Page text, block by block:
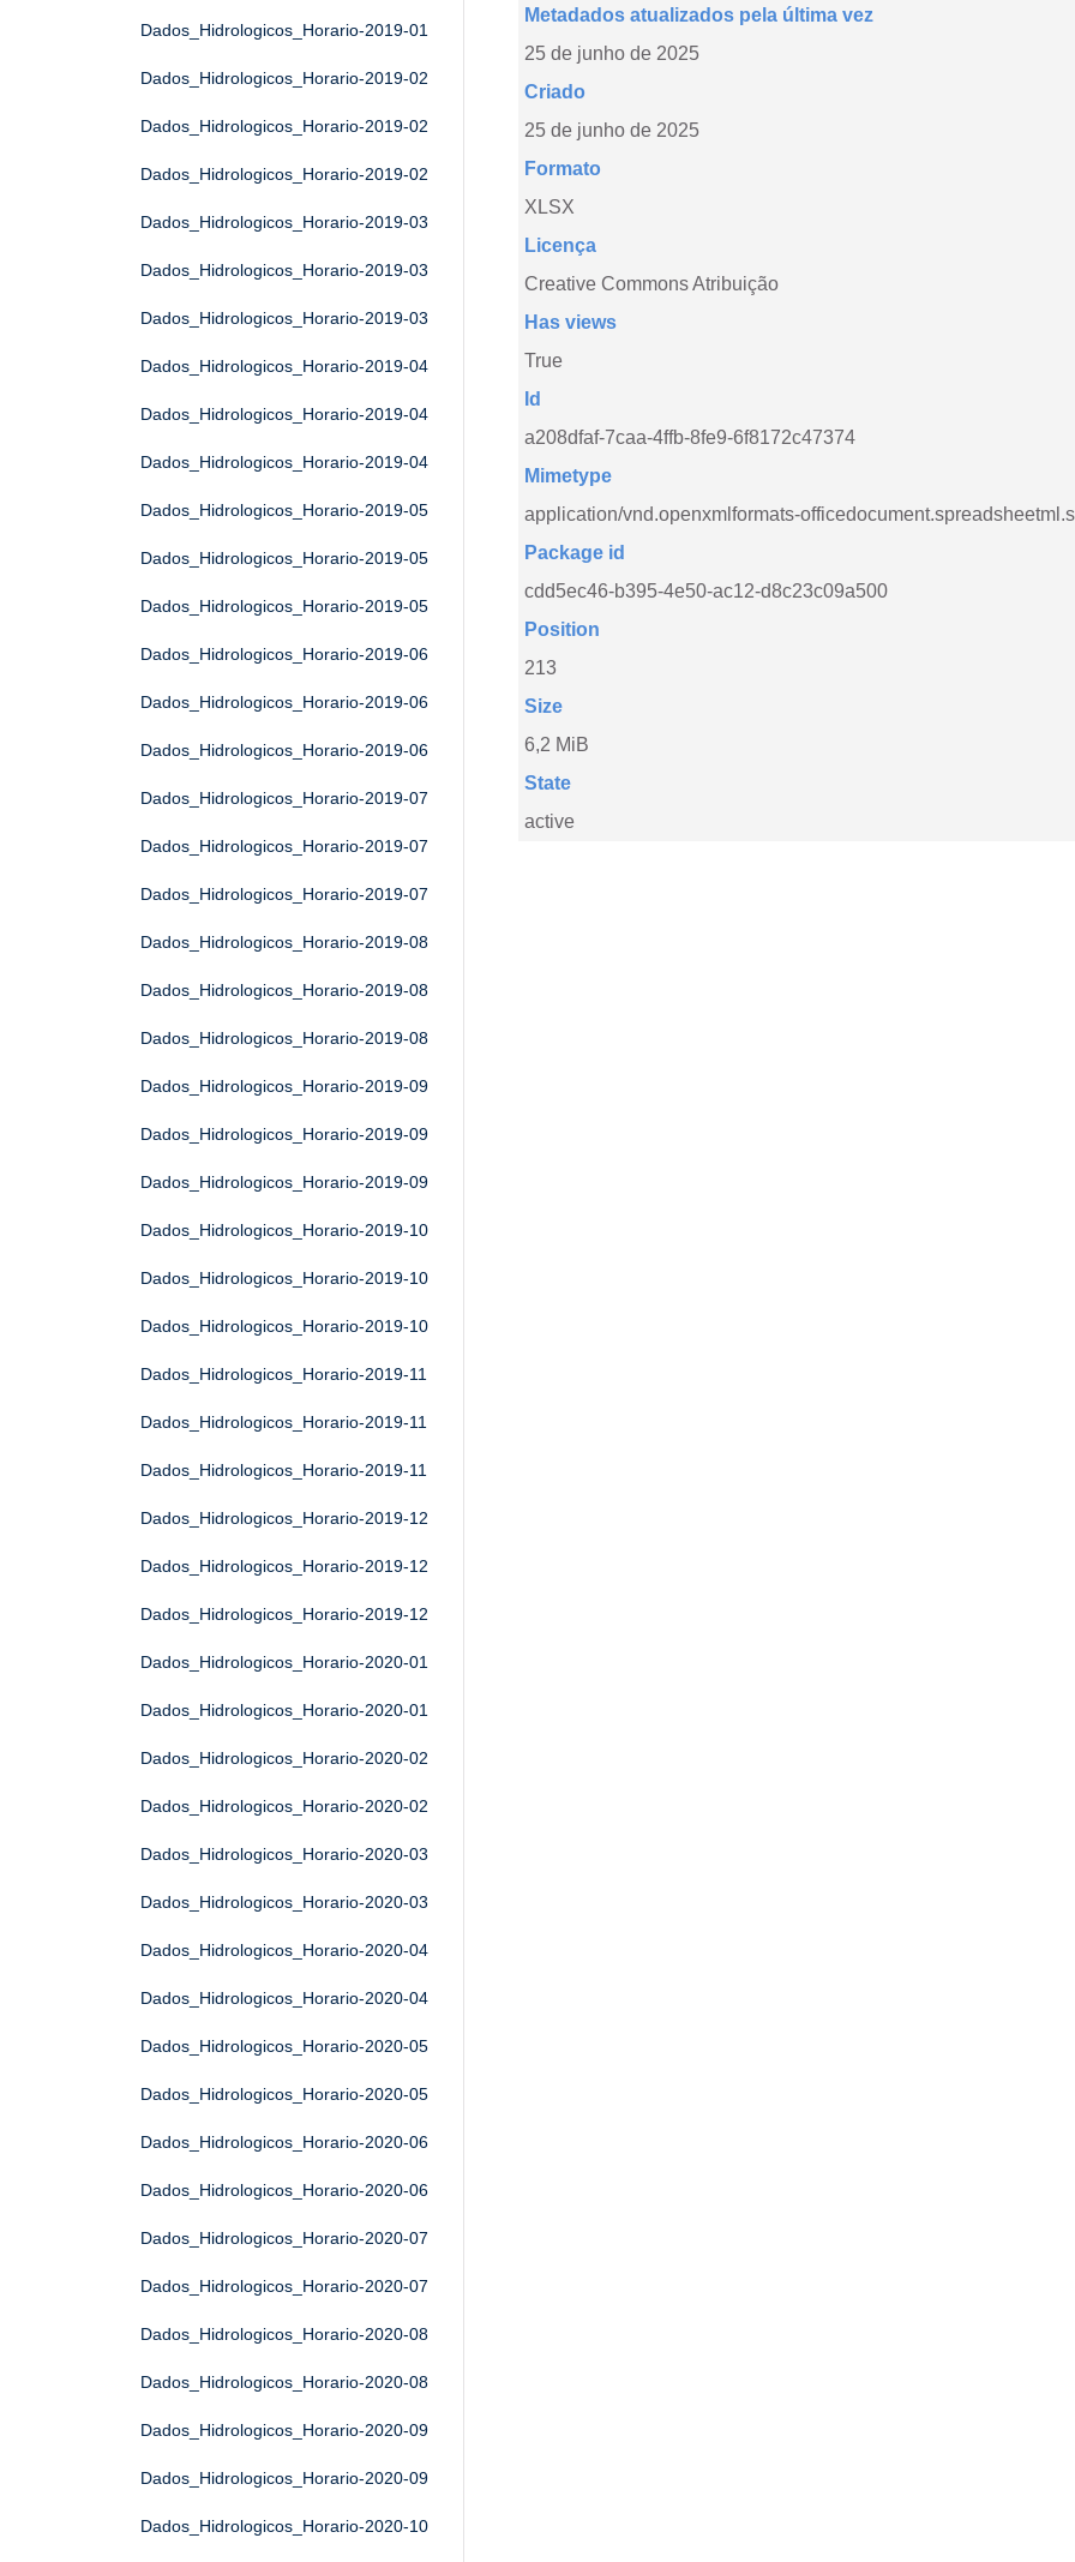
Dados_Hidrologicos_Horario-2019-01
Dados_Hidrologicos_Horario-2019-02
Dados_Hidrologicos_Horario-2019-02
Dados_Hidrologicos_Horario-2019-02
Dados_Hidrologicos_Horario-2019-03
Dados_Hidrologicos_Horario-2019-03
Dados_Hidrologicos_Horario-2019-03
Dados_Hidrologicos_Horario-2019-04
Dados_Hidrologicos_Horario-2019-04
Dados_Hidrologicos_Horario-2019-04
Dados_Hidrologicos_Horario-2019-05
Dados_Hidrologicos_Horario-2019-05
Dados_Hidrologicos_Horario-2019-05
Dados_Hidrologicos_Horario-2019-06
Dados_Hidrologicos_Horario-2019-06
Dados_Hidrologicos_Horario-2019-06
Dados_Hidrologicos_Horario-2019-07
Dados_Hidrologicos_Horario-2019-07
Dados_Hidrologicos_Horario-2019-07
Dados_Hidrologicos_Horario-2019-08
Dados_Hidrologicos_Horario-2019-08
Dados_Hidrologicos_Horario-2019-08
Dados_Hidrologicos_Horario-2019-09
Dados_Hidrologicos_Horario-2019-09
Dados_Hidrologicos_Horario-2019-09
Dados_Hidrologicos_Horario-2019-10
Dados_Hidrologicos_Horario-2019-10
Dados_Hidrologicos_Horario-2019-10
Dados_Hidrologicos_Horario-2019-11
Dados_Hidrologicos_Horario-2019-11
Dados_Hidrologicos_Horario-2019-11
Dados_Hidrologicos_Horario-2019-12
Dados_Hidrologicos_Horario-2019-12
Dados_Hidrologicos_Horario-2019-12
Dados_Hidrologicos_Horario-2020-01
Dados_Hidrologicos_Horario-2020-01
Dados_Hidrologicos_Horario-2020-02
Dados_Hidrologicos_Horario-2020-02
Dados_Hidrologicos_Horario-2020-03
Dados_Hidrologicos_Horario-2020-03
Dados_Hidrologicos_Horario-2020-04
Dados_Hidrologicos_Horario-2020-04
Dados_Hidrologicos_Horario-2020-05
Dados_Hidrologicos_Horario-2020-05
Dados_Hidrologicos_Horario-2020-06
Dados_Hidrologicos_Horario-2020-06
Dados_Hidrologicos_Horario-2020-07
Dados_Hidrologicos_Horario-2020-07
Dados_Hidrologicos_Horario-2020-08
Dados_Hidrologicos_Horario-2020-08
Dados_Hidrologicos_Horario-2020-09
Dados_Hidrologicos_Horario-2020-09
Dados_Hidrologicos_Horario-2020-10
Metadados atualizados pela última vez
25 de junho de 2025
Criado
25 de junho de 2025
Formato
XLSX
Licença
Creative Commons Atribuição
Has views
True
Id
a208dfaf-7caa-4ffb-8fe9-6f8172c47374
Mimetype
application/vnd.openxmlformats-
Package id
cdd5ec46-b395-4e50-ac12-d8c23c09a500
Position
213
Size
6,2 MiB
State
active